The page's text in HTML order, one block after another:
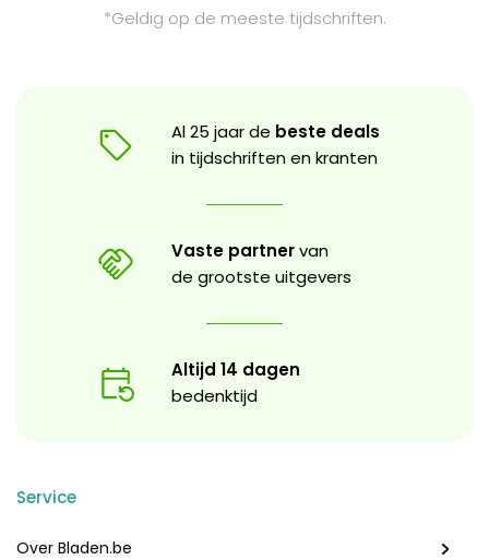
*Geldig op de meeste tijdschriften.
Al 25 jaar de beste deals
in tijdschriften en kranten
Vaste partnervan
de grootste uitgevers
Altijd 14 dagen
bedenktijd
Service
Over Bladen.be